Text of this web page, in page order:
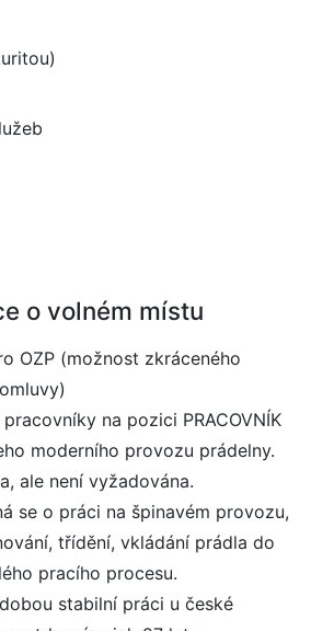
o volném místu
OZP (možnost zkráceného
na pozici PRACOVNÍK
moderního provozu prádelny.
ale není vyžadována.
se o práci na špinavém provozu,
třídění, vkládání prádla do
pracího procesu.
stabilní práci u české